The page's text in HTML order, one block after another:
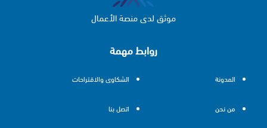
روابط مهمة
المدونة
من نحن
الشكاوى والاقتراحات
اتصل بنا
موثق لدى منصة الأعمال